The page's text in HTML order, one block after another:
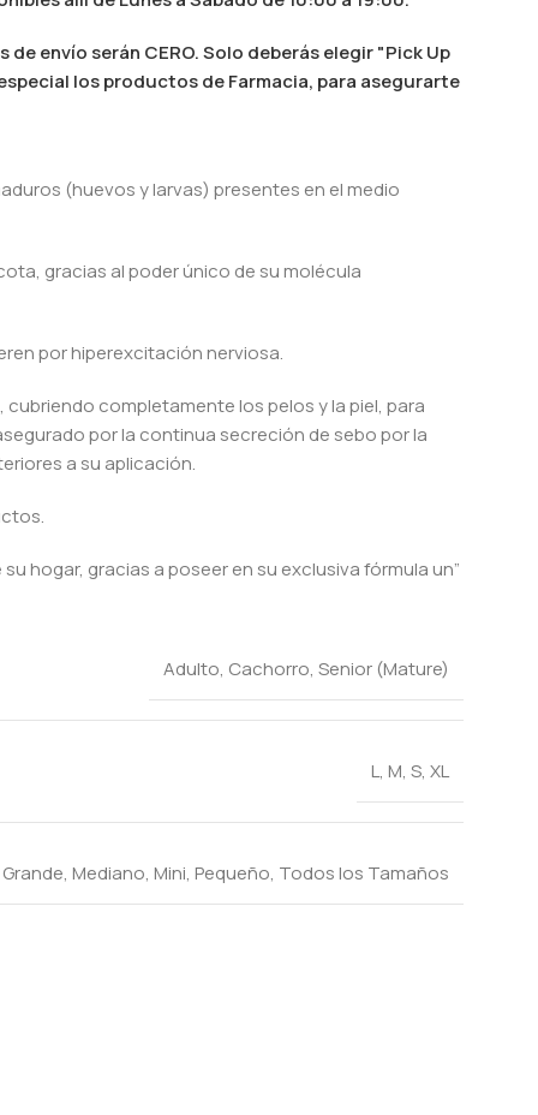
envío serán CERO. Solo deberás elegir "Pick Up
los productos de Farmacia, para asegurarte
(huevos y larvas) presentes en el medio
gracias al poder único de su molécula
por hiperexcitación nerviosa.
cubriendo completamente los pelos y la piel, para
por la continua secreción de sebo por la
a su aplicación.
hogar, gracias a poseer en su exclusiva fórmula un”
Adulto, Cachorro, Senior (Mature)
L, M, S, XL
Grande, Mediano, Mini, Pequeño, Todos los Tamaños